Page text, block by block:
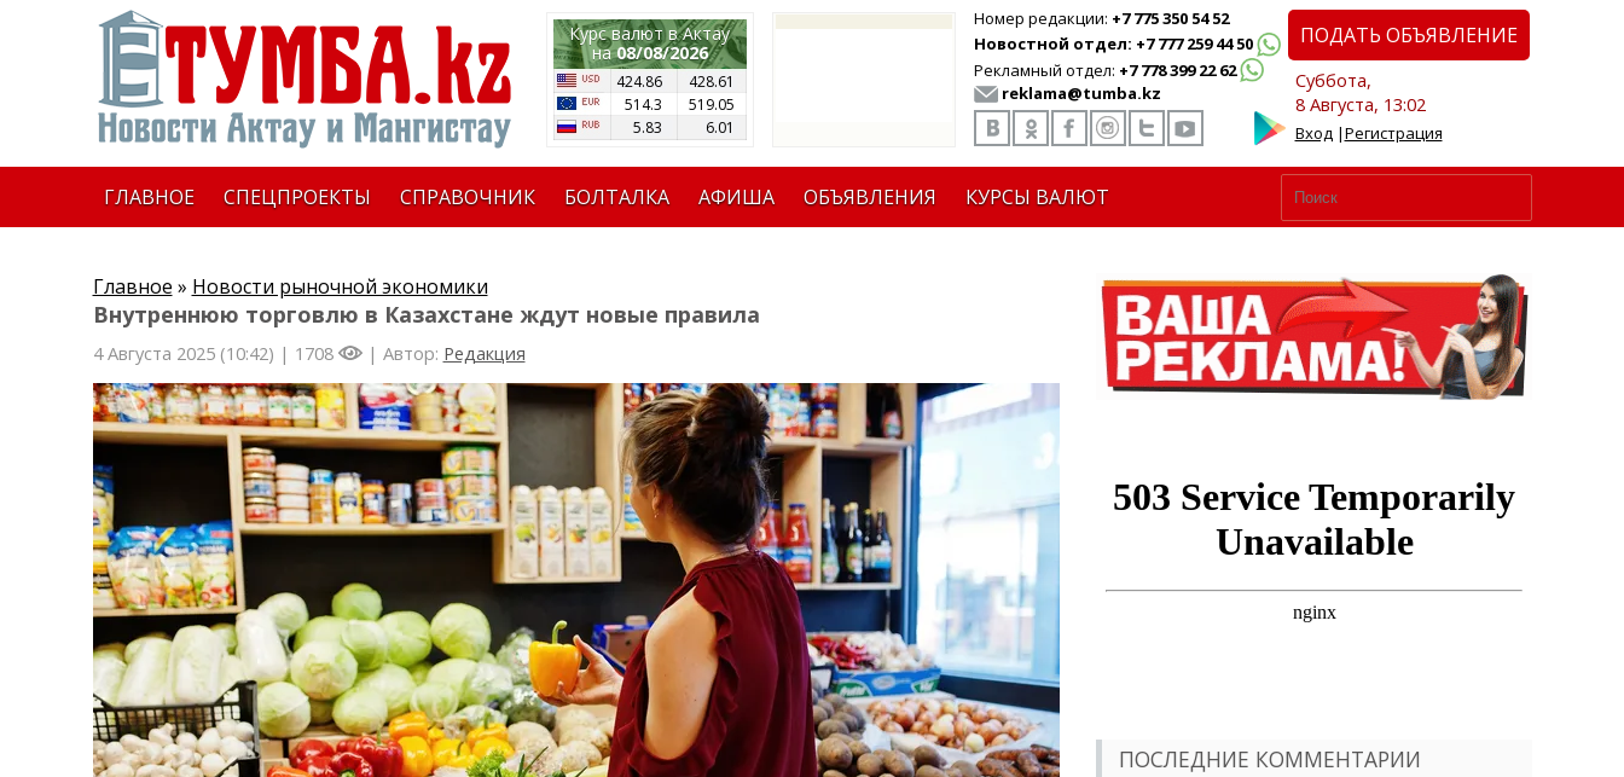
Курс валют в Актау
на08/08/2026
424.86
428.61
514.3
519.05
5.83
6.01
Номер редакции: +7 775 350 54 52
Новостной отдел: +7 777 259 44 50
Рекламный отдел: +7 778 399 22 62
reklama@tumba.kz
ПОДАТЬ ОБЪЯВЛЕНИЕ
Суббота,
8 Августа, 13:02
Вход|Регистрация
ГЛАВНОЕ СПЕЦПРОЕКТЫ СПРАВОЧНИК БОЛТАЛКА АФИША ОБЪЯВЛЕНИЯ КУРСЫ ВАЛЮТ
Главное » Новости рыночной экономики
Внутреннюю торговлю в Казахстане ждут новые правила
4 Августа 2025 (10:42) | 1708 | Автор: Редакция
ПОСЛЕДНИЕ КОММЕНТАРИИ